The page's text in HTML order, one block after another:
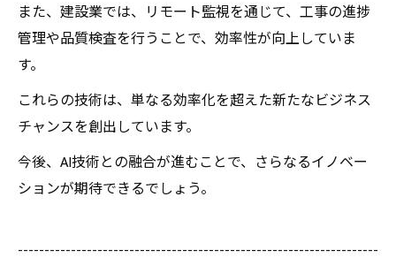
また、建設業では、リモート監視を通じて、工事の進捗
管理や品質検査を行うことで、効率性が向上していま
す。
これらの技術は、単なる効率化を超えた新たなビジネス
チャンスを創出しています。
今後、AI技術との融合が進むことで、さらなるイノベー
ションが期待できるでしょう。
--------------------------------------------------------------------